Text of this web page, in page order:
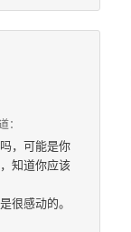
：
，可能是你
知道你应该
很感动的。